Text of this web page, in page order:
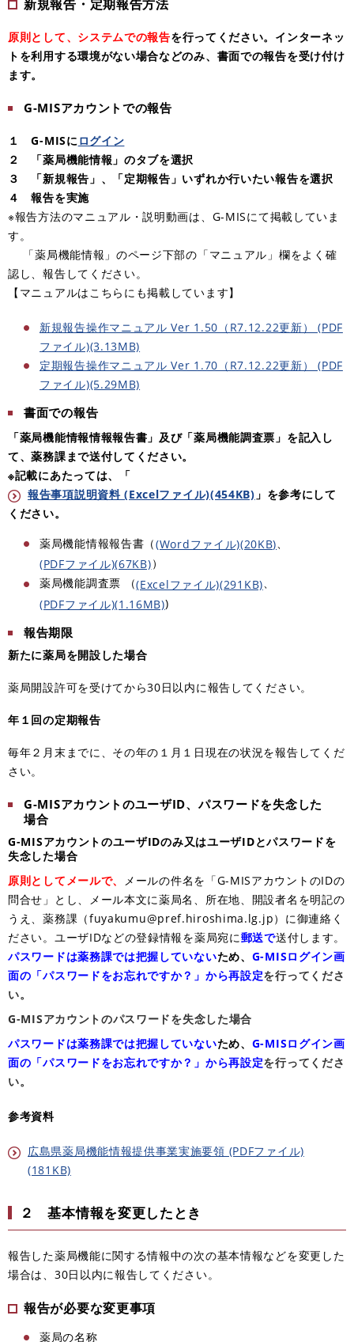
新規報告・定期報告方法
原則として、システムでの報告を行ってください。インターネッ
トを利用する環境がない場合などのみ、書面での報告を受け付け
ます。
G-MISアカウントでの報告
１ G-MISに ログイン
２ 「薬局機能情報」のタブを選択
３ 「新規報告」、「定期報告」いずれか行いたい報告を選択
４ 報告を実施
※報告方法のマニュアル・説明動画は、G-MISにて掲載していま
す。
「薬局機能情報」のページ下部の「マニュアル」欄をよく確
認し、報告してください。
【マニュアルはこちらにも掲載しています】
新規報告操作マニュアル Ver 1.50（R7.12.22更新） (PDF
ファイル)(3.13MB)
定期報告操作マニュアル Ver 1.70（R7.12.22更新） (PDF
ファイル)(5.29MB)
書面での報告
「薬局機能情報情報報告書」及び「薬局機能調査票」を記入し
て、薬務課まで送付してください。
※記載にあたっては、「
報告事項説明資料 (Excelファイル)(454KB) 」 を参考にして
ください。
薬局機能情報報告書（(Wordファイル)(20KB)
(PDFファイル)(67KB)）
薬局機能調査票 （(Excelファイル)(291KB)、
(PDFファイル)(1.16MB))
報告期限
新たに薬局を開設した場合
薬局開設許可を受けてから30日以内に報告してください。
年１回の定期報告
毎年２月末までに、その年の１月１日現在の状況を報告してくだ
さい。
G-MISアカウントのユーザID、パスワードを失念した
場合
G-MISアカウントのユーザIDのみ又はユーザIDとパスワードを
失念した場合
原則としてメールで、
メールの件名を「G-MISアカウントのIDの
問合せ」とし、メール本文に薬局名、所在地、開設者名を明記の
うえ、薬務課（fuyakumu@pref.hiroshima.lg.jp）に御連絡く
ださい。ユーザIDなどの登録情報を薬局宛に郵送で送付します。
パスワードは薬務課では把握していないため、 G-MISログイン画
面の「パスワードをお忘れですか？」から再設定を行ってくださ
い。
G-MISアカウントのパスワードを失念した場合
パスワードは薬務課では把握していないため、 G-MISログイン画
面の「パスワードをお忘れですか？」から再設定を行ってくださ
い。
参考資料
広島県薬局機能情報提供事業実施要領 (PDFファイル)
(181KB)
２ 基本情報を変更したとき
報告した薬局機能に関する情報中の次の基本情報などを変更した
場合は、30日以内に報告してください。
報告が必要な変更事項
薬局の名称